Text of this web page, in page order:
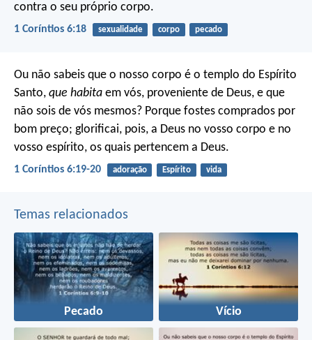
contra o seu próprio corpo.
1 Coríntios 6:18 sexualidade corpo pecado
Ou não sabeis que o nosso corpo é o templo do Espírito
Santo, que habita em vós, proveniente de Deus, e que
não sois de vós mesmos? Porque fostes comprados por
bom preço; glorificai, pois, a Deus no vosso corpo e no
vosso espírito, os quais pertencem a Deus.
1 Coríntios 6:19-20 adoração Espírito vida
Temas relacionados
Pecado Vício